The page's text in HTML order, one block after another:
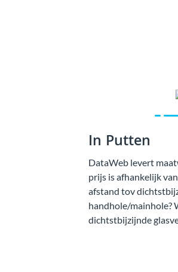
In Putten
DataWeb levert
prijs is afhankelijk
afstand tov
handhole/mainhole?
dichtstbijzijnde